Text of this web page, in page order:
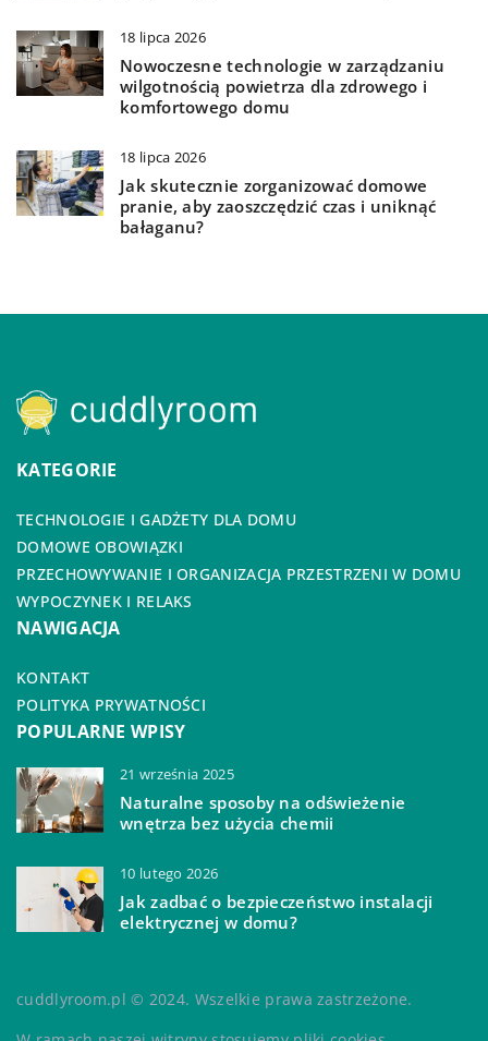
18 lipca 2026
Nowoczesne technologie w zarządzaniu
wilgotnością powietrza dla zdrowego i
komfortowego domu
18 lipca 2026
Jak skutecznie zorganizować domowe
pranie, aby zaoszczędzić czas i uniknąć
bałaganu?
KATEGORIE
TECHNOLOGIE I GADŻETY DLA DOMU
DOMOWE OBOWIĄZKI
PRZECHOWYWANIE I ORGANIZACJA PRZESTRZENI W DOMU
WYPOCZYNEK I RELAKS
NAWIGACJA
KONTAKT
POLITYKA PRYWATNOŚCI
POPULARNE WPISY
21 września 2025
Naturalne sposoby na odświeżenie
wnętrza bez użycia chemii
10 lutego 2026
Jak zadbać o bezpieczeństwo instalacji
elektrycznej w domu?
cuddlyroom.pl © 2024. Wszelkie prawa zastrzeżone.